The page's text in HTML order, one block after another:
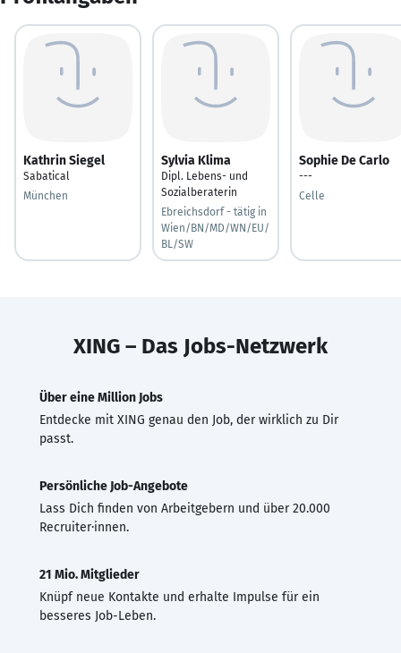
Kathrin Siegel
Sabatical
München
Sylvia Klima
Dipl. Lebens- und
Sozialberaterin
Ebreichsdorf - tätig in
Wien/BN/MD/WN/EU/
BL/SW
Sophie De Carlo
---
Celle
XING – Das Jobs-Netzwerk
Über eine Million Jobs
Entdecke mit XING genau den Job, der wirklich zu Dir
passt.
Persönliche Job-Angebote
Lass Dich finden von Arbeitgebern und über 20.000
Recruiter·innen.
21 Mio. Mitglieder
Knüpf neue Kontakte und erhalte Impulse für ein
besseres Job-Leben.